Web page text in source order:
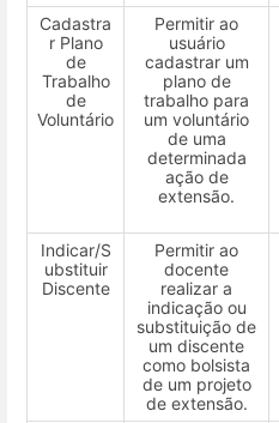
Cadastra
r Plano
de
Trabalho
de
Voluntário
Permitir ao
usuário
cadastrar um
plano de
trabalho para
um voluntário
de uma
determinada
ação de
extensão.
Indicar/S
ubstituir
Discente
Permitir ao
docente
realizar a
indicação ou
substituição de
um discente
como bolsista
de um projeto
de extensão.